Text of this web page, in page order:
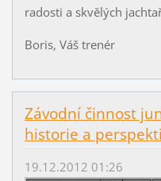
radosti a skvělých
Boris, Váš trenér
Závodní činnost
historie a
19.12.2012 01:26